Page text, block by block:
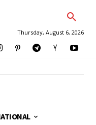
Thursday, August 6, 2026